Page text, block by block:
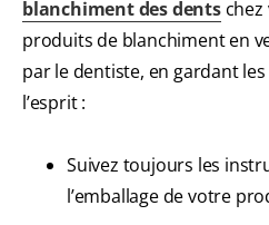
blanchiment des dents
produits de blanchiment en
par le dentiste, en gardant
l’esprit :
Suivez toujours les
l’emballage de votre